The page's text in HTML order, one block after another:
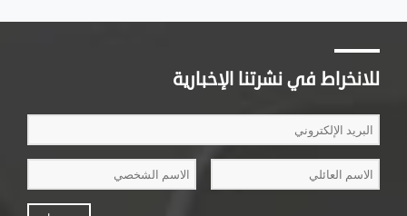
للانخراط في نشرتنا الإخبارية